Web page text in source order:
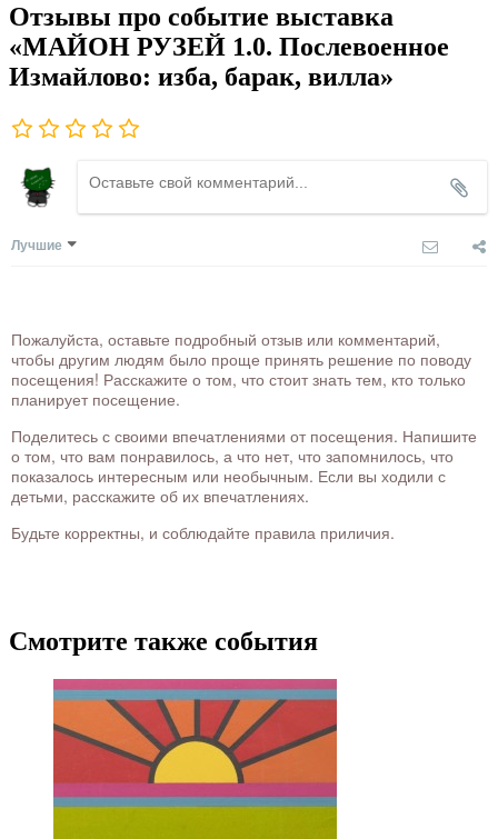
Отзывы про событие выставка
«МАЙОН РУЗЕЙ 1.0. Послевоенное
Измайлово: изба, барак, вилла»
Лучшие
Пожалуйста, оставьте подробный отзыв или комментарий,
чтобы другим людям было проще принять решение по поводу
посещения! Расскажите о том, что стоит знать тем, кто только
планирует посещение.
Поделитесь с своими впечатлениями от посещения. Напишите
о том, что вам понравилось, а что нет, что запомнилось, что
показалось интересным или необычным. Если вы ходили с
детьми, расскажите об их впечатлениях.
Будьте корректны, и соблюдайте правила приличия.
Смотрите также события